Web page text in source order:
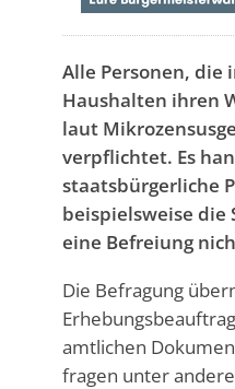
Alle Personen, die
Haushalten ihren
laut
verpflichtet. Es
staatsbürgerliche
beispielsweise die
eine Befreiung
Die Befragung
amtlichen
fragen unter